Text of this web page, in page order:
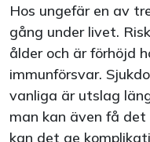
Hos ungefär en av
gång under livet.
ålder och är förhöjd
immunförsvar.
vanliga är utslag
man kan även få
kan det ge